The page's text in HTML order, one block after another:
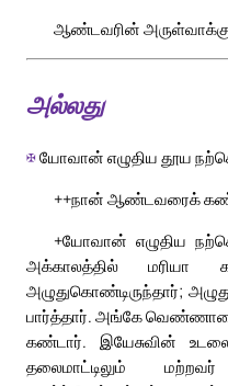
ஆண்டவரின்
அல்லது
✠யோவான் எழுதிய தூய
++நான் ஆண்டவரைக்
+யோவான் எழுதிய
அக்காலத்தில் மரியா
அழுதுகொண்டிருந்தார்;
பார்த்தார். அங்கே
கண்டார். இயேசுவின்
தலைமாட்டிலும்